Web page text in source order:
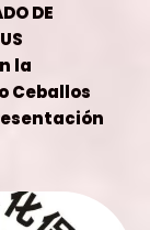
DE
la
Ceballos